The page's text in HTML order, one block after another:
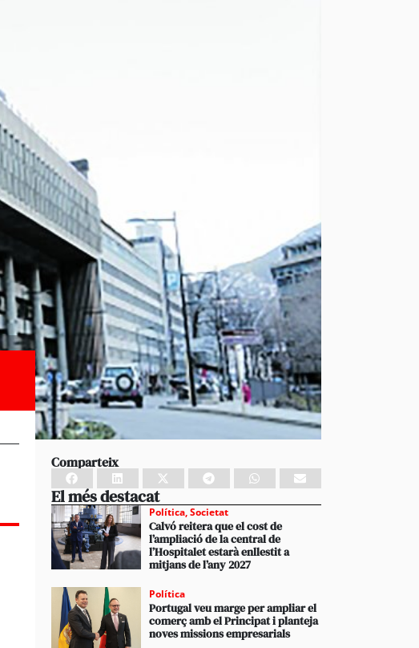
Comparteix
El més destacat
Política,Societat
Calvó reitera que el cost de
l’ampliació de la central de
l’Hospitalet estarà enllestit a
mitjans de l’any 2027
Política
Portugal veu marge per ampliar el
comerç amb el Principat i planteja
noves missions empresarials